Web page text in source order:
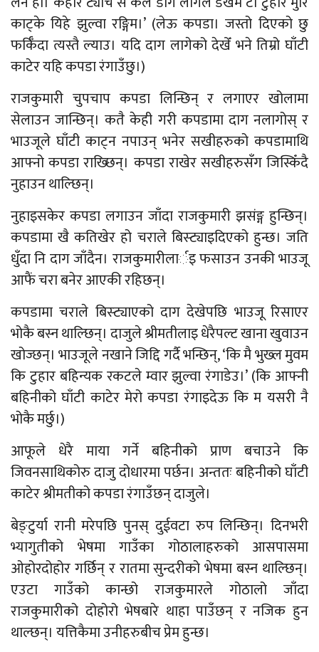
काट्के यिहे झुल्वा रङ्गिम।’ (लेऊ कपडा। जस्तो दिएको छु
फर्किँदा त्यस्तै ल्याउ। यदि दाग लागेको देखेँ भने तिम्रो घाँटी
काटेर यहि कपडा रंगाउँछु।)
राजकुमारी चुपचाप कपडा लिन्छिन् र लगाएर खोलामा
सेलाउन जान्छिन्। कतै केही गरी कपडामा दाग नलागोस् र
भाउजूले घाँटी काट्न नपाउन् भनेर सखीहरुको कपडामाथि
आफ्नो कपडा राख्छिन्। कपडा राखेर सखीहरुसँग जिस्किँदै
नुहाउन थाल्छिन्।
नुहाइसकेर कपडा लगाउन जाँदा राजकुमारी झसंङ्ग हुन्छिन्।
कपडामा खै कतिखेर हो चराले बिस्ट्याइदिएको हुन्छ। जति
धुँदा नि दाग जाँदैन। राजकुमारीलार्इ फसाउन उनकी भाउजू
आफैं चरा बनेर आएकी रहिछन्।
कपडामा चराले बिस्ट्याएको दाग देखेपछि भाउजू रिसाएर
भोकै बस्न थाल्छिन्। दाजुले श्रीमतीलाइ धेरैपल्ट खाना खुवाउन
खोज्छन्। भाउजूले नखाने जिद्दि गर्दै भन्छिन्, ‘कि मै भुख्ल मुवम
कि टुहार बहिन्यक रकटले म्वार झुल्वा रंगाडेउ।’ (कि आफ्नी
बहिनीको घाँटी काटेर मेरो कपडा रंगाइदेऊ कि म यसरी नै
भोकै मर्छु।)
आफूले धेरै माया गर्ने बहिनीको प्राण बचाउने कि
जिवनसाथिकोरु दाजु दोधारमा पर्छन। अन्ततः बहिनीको घाँटी
काटेर श्रीमतीको कपडा रंगाउँछन् दाजुले।
बेङ्टुर्या रानी मरेपछि पुनस् दुईवटा रुप लिन्छिन्। दिनभरी
भ्यागुतीको भेषमा गाउँका गोठालाहरुको आसपासमा
ओहोरदोहोर गर्छिन् र रातमा सुन्दरीको भेषमा बस्न थाल्छिन्।
एउटा गाउँको कान्छो राजकुमारले गोठालो जाँदा
राजकुमारीको दोहोरो भेषबारे थाहा पाउँछन् र नजिक हुन
थाल्छन्। यत्तिकैमा उनीहरुबीच प्रेम हुन्छ।